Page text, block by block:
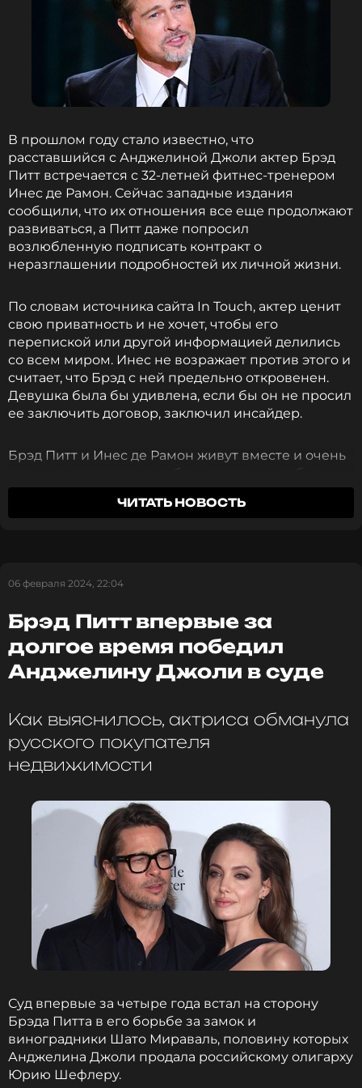
В прошлом году стало известно, что
расставшийся с Анджелиной Джоли актер Брэд
Питт встречается с 32-летней фитнес-тренером
Инес де Рамон. Сейчас западные издания
сообщили, что их отношения все еще продолжают
развиваться, а Питт даже попросил
возлюбленную подписать контракт о
неразглашении подробностей их личной жизни.
По словам источника сайта In Touch, актер ценит
свою приватность и не хочет, чтобы его
перепиской или другой информацией делились
со всем миром. Инес не возражает против этого и
считает, что Брэд с ней предельно откровенен.
Девушка была бы удивлена, если бы он не просил
ее заключить договор, заключил инсайдер.
Брэд Питт и Инес де Рамон живут вместе и очень
редко появляются на публике: пара не любит
публичности. Согласно слухам, в будущем
возлюбленные планируют завести ребенка.
ФОТО: ТАСС
Читайте нас в ВКонтакте, чтобы
оставаться в курсе событий
ПОДПИСАТЬСЯ
ССЫЛКА
ЧИТАТЬ НОВОСТЬ
06 февраля 2024, 22:04
Брэд Питт впервые за
долгое время победил
Анджелину Джоли в суде
Как выяснилось, актриса обманула
русского покупателя
недвижимости
Суд впервые за четыре года встал на сторону
Брэда Питта в его борьбе за замок и
виноградники Шато Мираваль, половину которых
Анджелина Джоли продала российскому олигарху
Юрию Шефлеру.